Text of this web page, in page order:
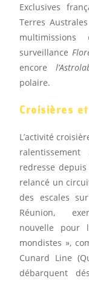
Exclusives
Terres
multimissions
surveillance
encore
polaire.
Croisières
L’activité
redresse
relancé un
des escales
Réunion,
nouvelle pour
mondistes »,
Cunard Line
débarquent